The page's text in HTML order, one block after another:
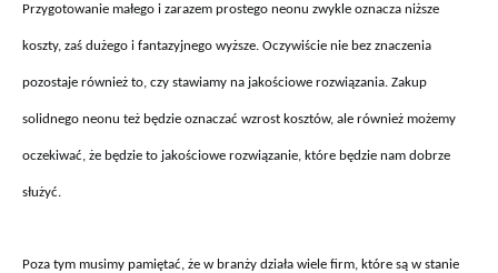
Przygotowanie małego i zarazem prostego neonu zwykle oznacza niższe
koszty, zaś dużego i fantazyjnego wyższe. Oczywiście nie bez znaczenia
pozostaje również to, czy stawiamy na jakościowe rozwiązania. Zakup
solidnego neonu też będzie oznaczać wzrost kosztów, ale również możemy
oczekiwać, że będzie to jakościowe rozwiązanie, które będzie nam dobrze
służyć.
Poza tym musimy pamiętać, że w branży działa wiele firm, które są w stanie